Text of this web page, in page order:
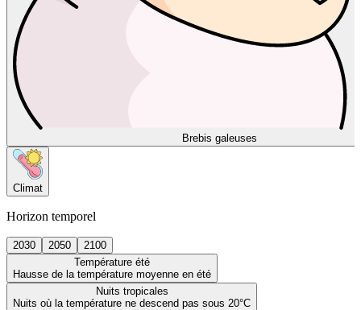
Brebis galeuses
Climat
Horizon temporel
2030 2050
2100
Température été
Hausse de la température moyenne en été
Nuits tropicales
Nuits où la température ne descend pas sous 20°C